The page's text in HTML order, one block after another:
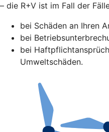
– die R+V ist im Fall der
bei Schäden an Ihren
bei
bei
Umweltschäden.